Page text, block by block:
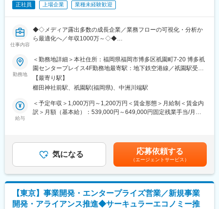
構築・推進に挑戦したい方からのご応募をお待ちしています。
■業務内容：
・新規事業や新規ビジネススキームに関する法的リスクの検討
・全社の法務戦略の立案・実行
・規程類の整備、社内ルール・ワークフローの策定および運用
・法改正への対応方針の策定と社内周知
・株主総会・取締役会対応、会社法関連業務
・M&A・資本業務提携等における契約レビュー・法務DD対応
・社内の法務リテラシー向上に向けた啓発活動の推進
・リーガルテック等の導入による業務効率化の推進
正社員 上場企業 業種未経験歓迎
仕事内容
◆◇メディア露出多数の成長企業／業務フローの可視化・分析か
ら最適化へ／年収1000万～◇◆
商品開発フェーズを中心に業務プロセスの全社横断的な改善
（BPR）を推進するポジションで、複数のプロジェクトを統括頂
く責任者としての立ち位置でお迎えします。
既存の延長線上の単なる改善提案ではなく、経営課題を解決する
ためのあるべき姿を描き、データに裏付けされた仮説立案を提案
し、改革リーダーとして実行フェーズまでの推進リードしていた
だくことを大いに期待しています。
・部門横断的なヒアリングと課題抽出・要件整理
・プロジェクトの設計・マネジメント
・組織のマネジメント
■募集の背景：
勤務地
＜勤務地詳細＞本社住所：福岡県福岡市博多区祇園町7-20 博多祇
園センタープレイス4F勤務地最寄駅：地下鉄空港線／祇園駅受動
喫煙対策：その他（屋内全面禁煙／喫煙室設置）変更の範囲：会
社の定める事業所
【最寄り駅】
櫛田神社前駅、祇園駅(福岡県)、中洲川端駅
給与
＜予定年収＞1,000万円～1,200万円＜賃金形態＞月給制＜賃金内
訳＞月額（基本給）：539,000円～649,000円固定残業手当/月：
給与詳細はスキル、経験に応じて決定します。※昇給：年2回（4
月、10月）、賞与：年2回（7月、12月／業績連動制）ほか、慶弔
見舞金など賃金はあくまでも目安の金額であり、選考を通じて上
下する可能性があります。月給(月額)は固定手当を含めた表記で
す。
気になる 応募依頼する
（エージェントサービス）
【東京】事業開発・エンタープライズ営業／新規事業
開発・アライアンス推進◆サーキュラーエコノミー推